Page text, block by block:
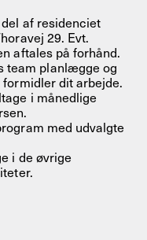
af residenciet
29. Evt.
aftales på forhånd.
team planlægge og
dit arbejde.
i månedlige
med udvalgte
i de øvrige